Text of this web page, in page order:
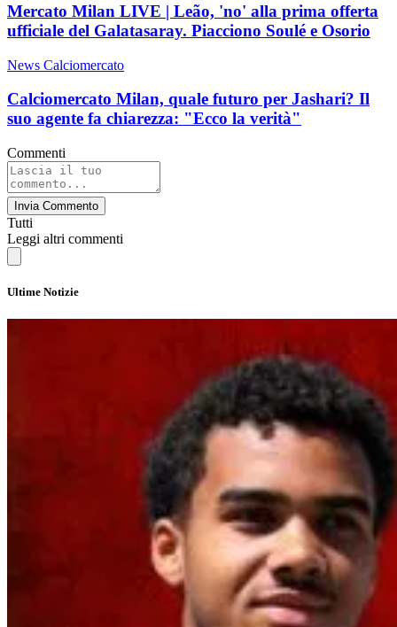
Mercato Milan LIVE | Leão, 'no' alla prima offerta
ufficiale del Galatasaray. Piacciono Soulé e Osorio
News Calciomercato
Calciomercato Milan, quale futuro per Jashari? Il
suo agente fa chiarezza: "Ecco la verità"
Commenti
Invia Commento
Tutti
Leggi altri commenti
Ultime Notizie